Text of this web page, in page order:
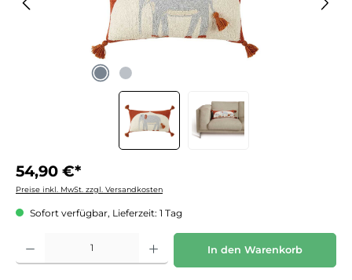
54,90 €*
Preise inkl. MwSt. zzgl. Versandkosten
Sofort verfügbar, Lieferzeit: 1 Tag
Produkt Anzahl: Gib den gewünschten Wert ein oder benutze die Schaltflächen um
In den Warenkorb